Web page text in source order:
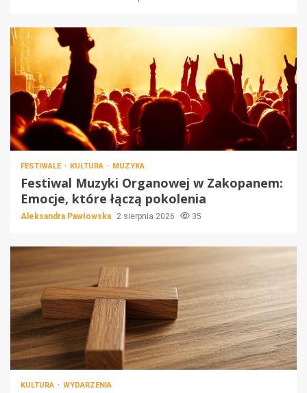
FESTIWALE KULTURA MUZYKA
Festiwal Muzyki Organowej w Zakopanem:
Emocje, które łączą pokolenia
Aleksandra Pawłowska 2 sierpnia 2026 35
KULTURA WYDARZENIA